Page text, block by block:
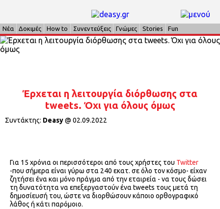
Νέα Δοκιμές How to Συνεντεύξεις Γνώμες Stories Fun
Έρχεται η λειτουργία διόρθωσης στα
tweets. Όχι για όλους όμως
Συντάκτης: Deasy@ 02.09.2022
Για 15 χρόνια οι περισσότεροι από τους χρήστες του Twitter
-που σήμερα είναι γύρω στα 240 εκατ. σε όλο τον κόσμο- είχαν
ζητήσει ένα και μόνο πράγμα από την εταιρεία - να τους δώσει
τη δυνατότητα να επεξεργαστούν ένα tweets τους μετά τη
δημοσίευσή του, ώστε να διορθώσουν κάποιο ορθογραφικό
λάθος ή κάτι παρόμοιο.